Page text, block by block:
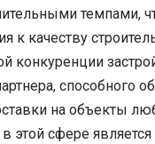
темпами,
к качеству
конкуренции
способного
на объекты
этой сфере